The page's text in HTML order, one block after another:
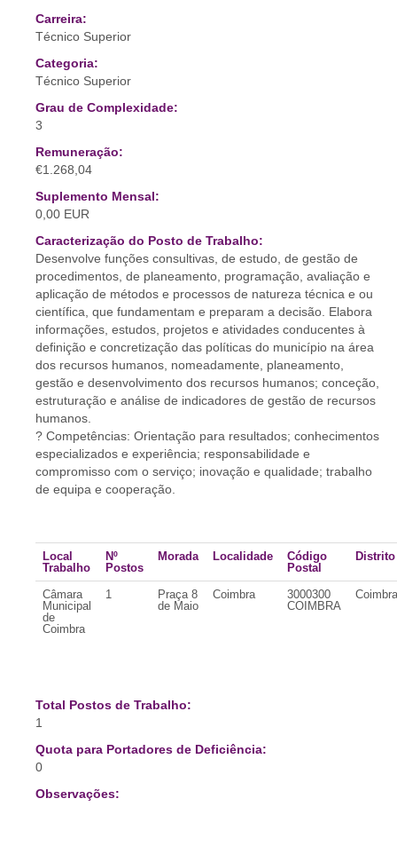
Carreira:
Técnico Superior
Categoria:
Técnico Superior
Grau de Complexidade:
3
Remuneração:
€1.268,04
Suplemento Mensal:
0,00 EUR
Caracterização do Posto de Trabalho:
Desenvolve funções consultivas, de estudo, de gestão de
procedimentos, de planeamento, programação, avaliação e
aplicação de métodos e processos de natureza técnica e ou
científica, que fundamentam e preparam a decisão. Elabora
informações, estudos, projetos e atividades conducentes à
definição e concretização das políticas do município na área
dos recursos humanos, nomeadamente, planeamento,
gestão e desenvolvimento dos recursos humanos; conceção,
estruturação e análise de indicadores de gestão de recursos
humanos.
? Competências: Orientação para resultados; conhecimentos
especializados e experiência; responsabilidade e
compromisso com o serviço; inovação e qualidade; trabalho
de equipa e cooperação.
Local
Trabalho
Nº
Postos
Morada Localidade
Código
Postal
Distrito
Câmara
Municipal
de
Coimbra
1
Praça 8
de Maio
Coimbra
3000300
COIMBRA
Coimbra
Total Postos de Trabalho:
1
Quota para Portadores de Deficiência:
0
Observações: